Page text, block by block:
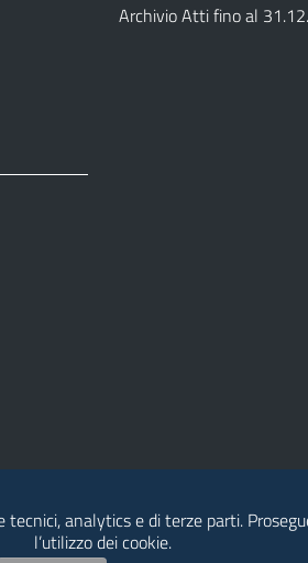
Archivio Atti fino al
con il Pubblico (URP)
analytics e di terze parti.
l’utilizzo dei cookie.